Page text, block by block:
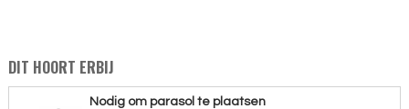
DIT HOORT ERBIJ
Nodig om parasol te plaatsen